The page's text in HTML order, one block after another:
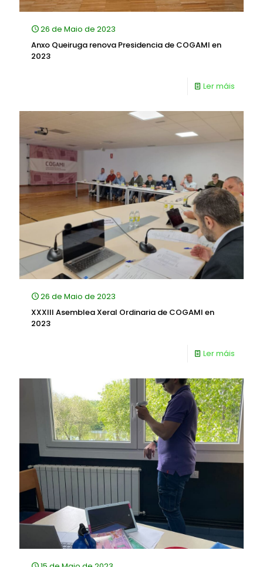
26 de Maio de 2023
Anxo Queiruga renova Presidencia de COGAMI en
2023
Ler máis
26 de Maio de 2023
XXXIII Asemblea Xeral Ordinaria de COGAMI en
2023
Ler máis